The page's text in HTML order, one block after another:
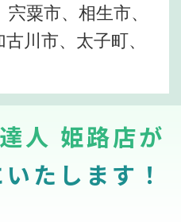
粟市、相生市、
川市、太子町、
人 姫路店が
いたします！